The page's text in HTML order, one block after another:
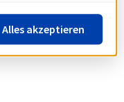
unsererRichtlinie
Alles akzeptieren